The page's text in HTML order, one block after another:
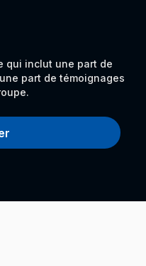
qui inclut une part de
part de témoignages